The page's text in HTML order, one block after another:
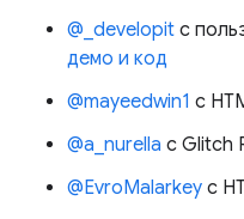
@_developit с
демо и код
@mayeedwin1 с
@a_nurella с Glitch
@EvroMalarkey с